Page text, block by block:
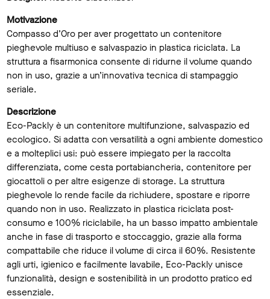
Motivazione
Compasso d’Oro per aver progettato un contenitore
pieghevole multiuso e salvaspazio in plastica riciclata. La
struttura a fisarmonica consente di ridurne il volume quando
non in uso, grazie a un’innovativa tecnica di stampaggio
seriale.
Descrizione
Eco-Packly è un contenitore multifunzione, salvaspazio ed
ecologico. Si adatta con versatilità a ogni ambiente domestico
e a molteplici usi: può essere impiegato per la raccolta
differenziata, come cesta portabiancheria, contenitore per
giocattoli o per altre esigenze di storage. La struttura
pieghevole lo rende facile da richiudere, spostare e riporre
quando non in uso. Realizzato in plastica riciclata post-
consumo e 100% riciclabile, ha un basso impatto ambientale
anche in fase di trasporto e stoccaggio, grazie alla forma
compattabile che riduce il volume di circa il 60%. Resistente
agli urti, igienico e facilmente lavabile, Eco-Packly unisce
funzionalità, design e sostenibilità in un prodotto pratico ed
essenziale.